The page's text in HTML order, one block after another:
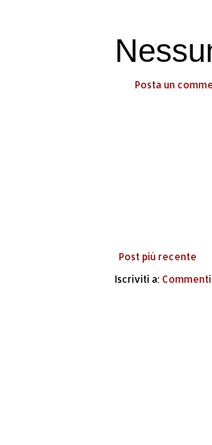
Posta un
Post più recente
Iscriviti a: